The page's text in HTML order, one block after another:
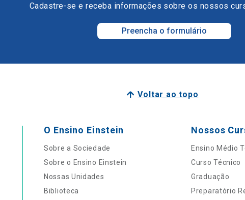
Cadastre-se e receba informações sobre os nossos
Preencha o formulário
Voltar ao topo
O Ensino Einstein
Sobre a Sociedade
Sobre o Ensino Einstein
Nossas Unidades
Biblioteca
Nossos
Ensino Médio
Curso Técnico
Graduação
Preparatório